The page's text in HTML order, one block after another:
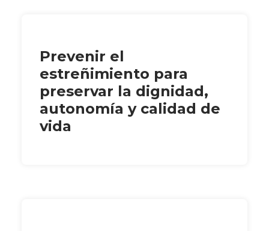
Prevenir el
estreñimiento para
preservar la dignidad,
autonomía y calidad de
vida